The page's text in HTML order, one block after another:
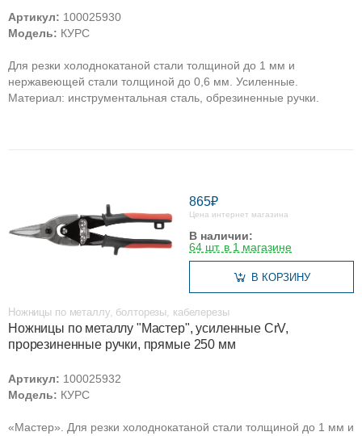
Артикул: 100025930
Модель: КУРС
Для резки холоднокатаной стали толщиной до 1 мм и
нержавеющей стали толщиной до 0,6 мм. Усиленные.
Материал: инструментальная сталь, обрезиненные ручки.
865₽
Цена интернет магазина
В наличии:
64 шт. в 1 магазине
В КОРЗИНУ
Ножницы по металлу, болторезы, кабелерезы
Ножницы по металлу "Мастер", усиленные CrV,
прорезиненные ручки, прямые 250 мм
Артикул: 100025932
Модель: КУРС
«Мастер». Для резки холоднокатаной стали толщиной до 1 мм и